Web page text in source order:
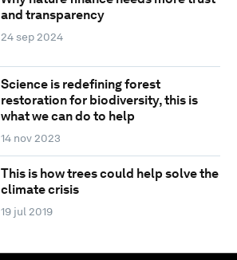
and transparency
24 sep 2024
Science is redefining forest
restoration for biodiversity, this is
what we can do to help
14 nov 2023
This is how trees could help solve the
climate crisis
19 jul 2019